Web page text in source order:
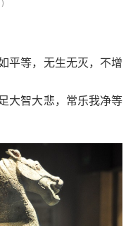
)
等，无生无灭，不增
智大悲，常乐我净等